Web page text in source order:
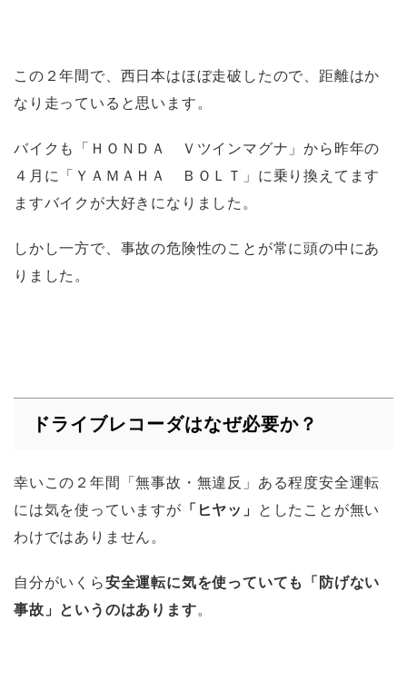
この２年間で、西日本はほぼ走破したので、距離はか
なり走っていると思います。
バイクも「ＨＯＮＤＡ Ｖツインマグナ」から昨年の
４月に「ＹＡＭＡＨＡ ＢＯＬＴ」に乗り換えてます
ますバイクが大好きになりました。
しかし一方で、事故の危険性のことが常に頭の中にあ
りました。
ドライブレコーダはなぜ必要か？
幸いこの２年間「無事故・無違反」ある程度安全運転
には気を使っていますが 「ヒヤッ」 としたことが無い
わけではありません。
自分がいくら安全運転に気を使っていても「防げない
事故」というのはあります。